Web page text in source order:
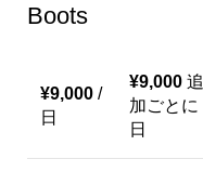
Boots
¥9,000 /
日
¥9,000 追
加ごとに
日